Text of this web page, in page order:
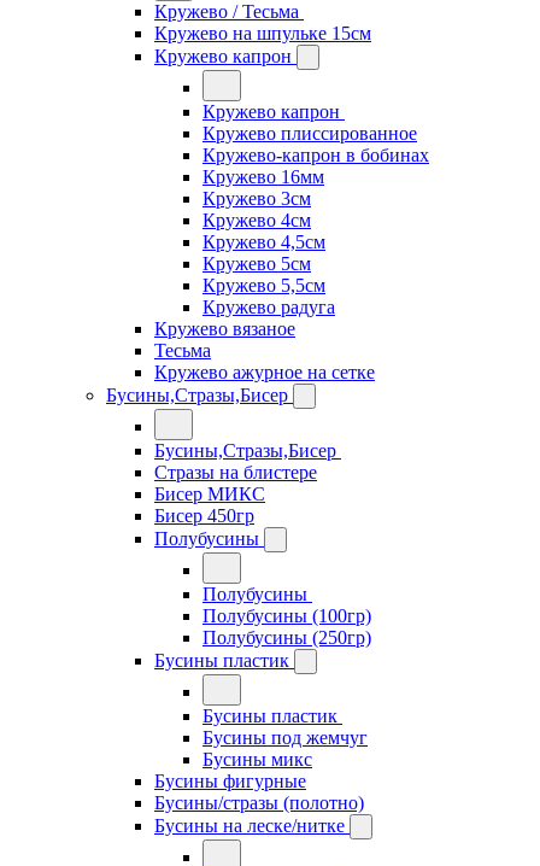
Кружево / Тесьма
Кружево на шпульке 15см
Кружево капрон
Кружево капрон
Кружево плиссированное
Кружево-капрон в бобинах
Кружево 16мм
Кружево 3см
Кружево 4см
Кружево 4,5см
Кружево 5см
Кружево 5,5см
Кружево радуга
Кружево вязаное
Тесьма
Кружево ажурное на сетке
Бусины,Стразы,Бисер
Бусины,Стразы,Бисер
Стразы на блистере
Бисер МИКС
Бисер 450гр
Полубусины
Полубусины
Полубусины (100гр)
Полубусины (250гр)
Бусины пластик
Бусины пластик
Бусины под жемчуг
Бусины микс
Бусины фигурные
Бусины/стразы (полотно)
Бусины на леске/нитке